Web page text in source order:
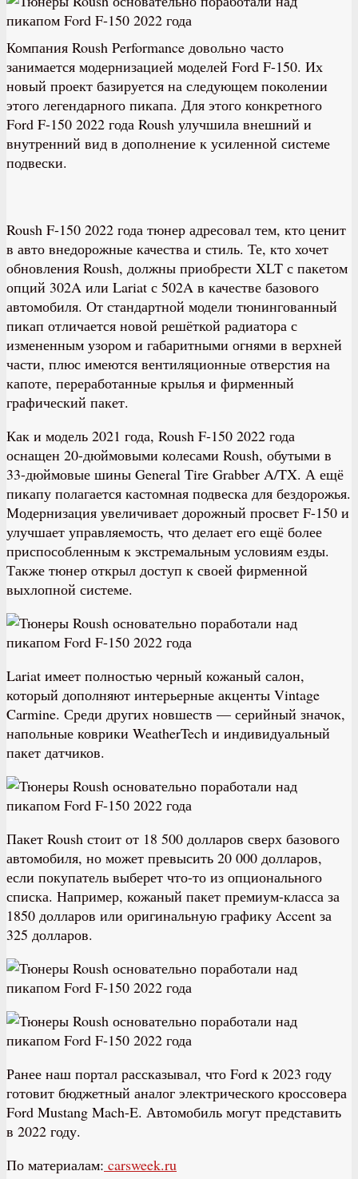
Компания Roush Performance довольно часто
занимается модернизацией моделей Ford F-150. Их
новый проект базируется на следующем поколении
этого легендарного пикапа. Для этого конкретного
Ford F-150 2022 года Roush улучшила внешний и
внутренний вид в дополнение к усиленной системе
подвески.
Roush F-150 2022 года тюнер адресовал тем, кто ценит
в авто внедорожные качества и стиль. Те, кто хочет
обновления Roush, должны приобрести XLT с пакетом
опций 302A или Lariat с 502A в качестве базового
автомобиля. От стандартной модели тюнингованный
пикап отличается новой решёткой радиатора с
измененным узором и габаритными огнями в верхней
части, плюс имеются вентиляционные отверстия на
капоте, переработанные крылья и фирменный
графический пакет.
Как и модель 2021 года, Roush F-150 2022 года
оснащен 20-дюймовыми колесами Roush, обутыми в
33-дюймовые шины General Tire Grabber A/TX. А ещё
пикапу полагается кастомная подвеска для бездорожья.
Модернизация увеличивает дорожный просвет F-150 и
улучшает управляемость, что делает его ещё более
приспособленным к экстремальным условиям езды.
Также тюнер открыл доступ к своей фирменной
выхлопной системе.
Lariat имеет полностью черный кожаный салон,
который дополняют интерьерные акценты Vintage
Carmine. Среди других новшеств — серийный значок,
напольные коврики WeatherTech и индивидуальный
пакет датчиков.
Пакет Roush стоит от 18 500 долларов сверх базового
автомобиля, но может превысить 20 000 долларов,
если покупатель выберет что-то из опционального
списка. Например, кожаный пакет премиум-класса за
1850 долларов или оригинальную графику Accent за
325 долларов.
Ранее наш портал рассказывал, что Ford к 2023 году
готовит бюджетный аналог электрического кроссовера
Ford Mustang Mach-E. Автомобиль могут представить
в 2022 году.
По материалам: carsweek.ru